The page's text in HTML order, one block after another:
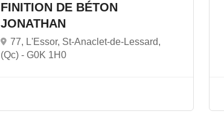
FINITION DE BÉTON
JONATHAN
77, L'Essor, St-Anaclet-de-Lessard,
(Qc) - G0K 1H0